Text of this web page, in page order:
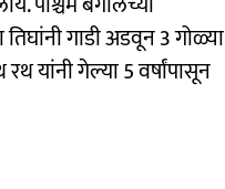
गाडी अडवून 3 गोळ्या
यांनी गेल्या 5 वर्षांपासून